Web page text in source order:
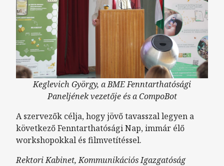
Keglevich György, a BME Fenntarthatósági
Paneljének vezetője és a CompoBot
A szervezők célja, hogy jövő tavasszal legyen a
következő Fenntarthatósági Nap, immár élő
workshopokkal és filmvetítéssel.
Rektori Kabinet, Kommunikációs Igazgatóság